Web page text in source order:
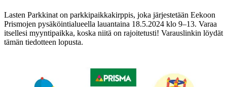
Lasten Parkkinat on parkkipaikkakirppis, joka järjestetään Eekoon
Prismojen pysäköintialueella lauantaina 18.5.2024 klo 9–13. Varaa
itsellesi myyntipaikka, koska niitä on rajoitetusti! Varauslinkin löydät
tämän tiedotteen lopusta.